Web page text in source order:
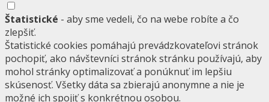
Štatistické - aby sme vedeli, čo na webe robíte a čo
zlepšiť.
Štatistické cookies pomáhajú prevádzkovateľovi stránok
pochopiť, ako návštevníci stránok stránku používajú, aby
mohol stránky optimalizovať a ponúknuť im lepšiu
skúsenosť. Všetky dáta sa zbierajú anonymne a nie je
možné ich spojiť s konkrétnou osobou.